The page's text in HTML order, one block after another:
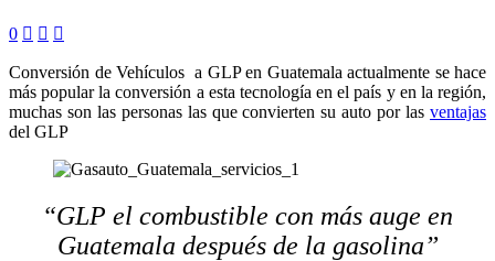
0   
Conversión de Vehículos a GLP en Guatemala actualmente se hace
más popular la conversión a esta tecnología en el país y en la región,
muchas son las personas las que convierten su auto por las ventajas
del GLP
“GLP el combustible con más auge en
Guatemala después de la gasolina”